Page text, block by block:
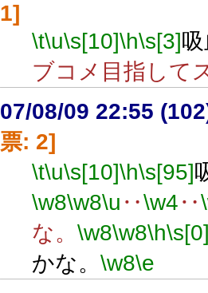
1]
\t\u\s[10]\h\s[3]
ブコメ目指して
07/08/09 22:55
票: 2]
\t\u\s[10]\h\s[95]
\w8\w8\u ‥\w4‥
な。 \w8\w8\h
かな。 \w8\e